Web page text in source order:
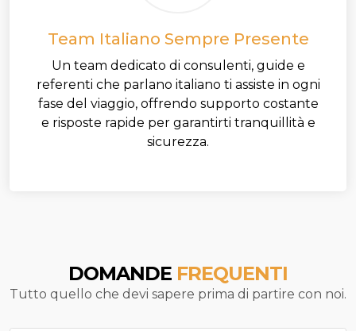
Team Italiano Sempre Presente
Un team dedicato di consulenti, guide e
referenti che parlano italiano ti assiste in ogni
fase del viaggio, offrendo supporto costante
e risposte rapide per garantirti tranquillità e
sicurezza.
DOMANDE FREQUENTI
Tutto quello che devi sapere prima di partire con noi.